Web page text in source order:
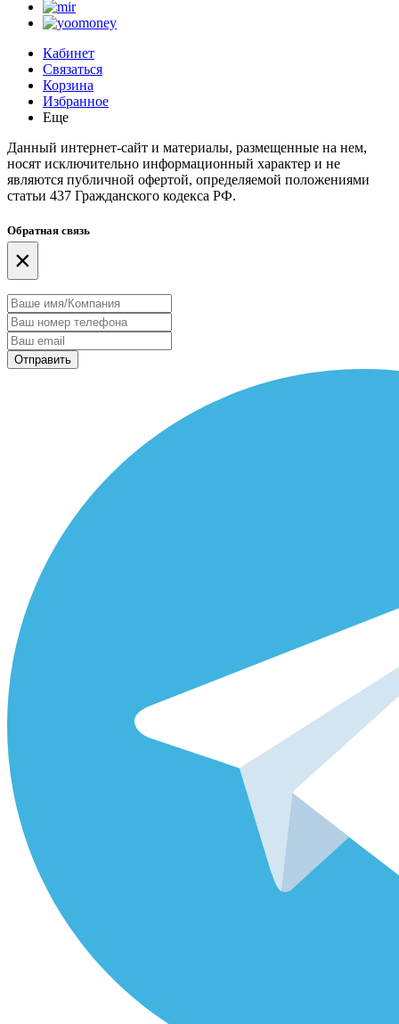
Кабинет
Связаться
Корзина
Избранное
Еще
Данный интернет-сайт и материалы, размещенные на нем,
носят исключительно информационный характер и не
являются публичной офертой, определяемой положениями
статьи 437 Гражданского кодекса РФ.
Обратная связь
×
Отправить